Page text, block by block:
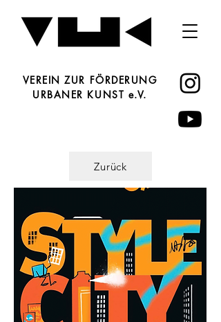
VEREIN ZUR FÖRDERUNG
URBANER KUNST e.V.
Zurück